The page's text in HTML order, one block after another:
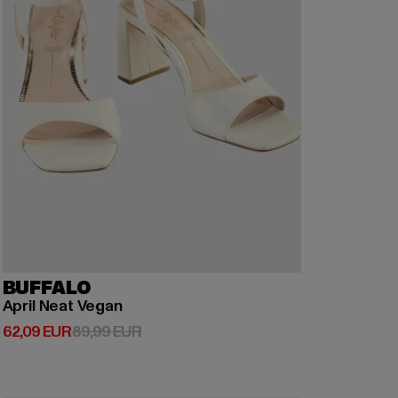
BUFFALO
April Neat Vegan
62,09 EUR
Derzeitiger Preis: 62,09 EUR
89,99 EURAktionspreis: 89,99 EUR